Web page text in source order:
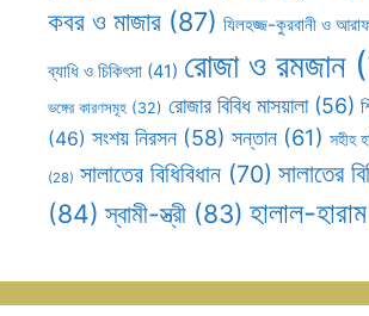
কবর ও মাজার (87) যিলহজ্জ-কুরবানী ও
ব্যাধি ও চিকিৎসা (41) রোজা ও রমজান
ভঙ্গের কারণসমূহ (32) রোজার বিবিধ মাসয়ালা(56)
(46) সংশয় নিরসন (58) সন্তান (61) সহীহ
(28) সালাতের বিধিবিধান (70) সালাতের
(84) স্বামী-স্ত্রী (83) হালাল-হারাম